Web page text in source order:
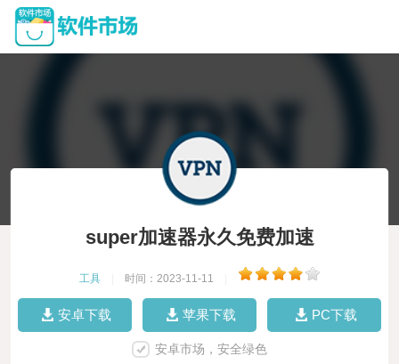
super加速器永久免费加速
工具 时间：2023-11-11
安卓下载 苹果下载 PC下载
安卓市场，安全绿色